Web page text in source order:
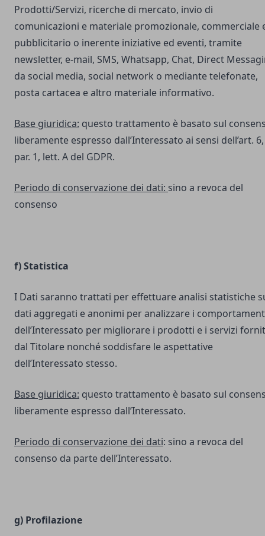
Prodotti/Servizi, ricerche di mercato, invio di
comunicazioni e materiale promozionale, commerciale
pubblicitario o inerente iniziative ed eventi, tramite
newsletter, e-mail, SMS, Whatsapp, Chat, Direct
da social media, social network o mediante telefonate,
posta cartacea e altro materiale informativo.
Base giuridica: questo trattamento è basato sul
liberamente espresso dall’Interessato ai sensi dell’art. 6,
par. 1, lett. A del GDPR.
Periodo di conservazione dei dati: sino a revoca del
consenso
f) Statistica
I Dati saranno trattati per effettuare analisi statistiche
dati aggregati e anonimi per analizzare i
dell’Interessato per migliorare i prodotti e i servizi
dal Titolare nonché soddisfare le aspettative
dell’Interessato stesso.
Base giuridica: questo trattamento è basato sul
liberamente espresso dall’Interessato.
Periodo di conservazione dei dati: sino a revoca del
consenso da parte dell’Interessato.
g) Profilazione